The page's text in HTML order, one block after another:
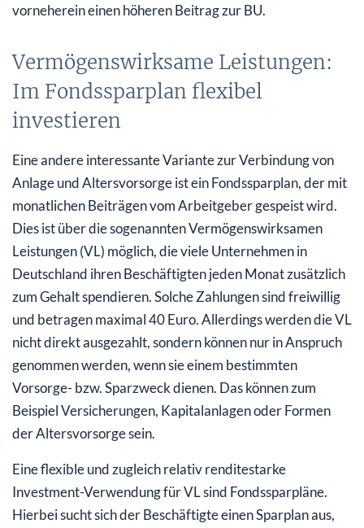
vorneherein einen höheren Beitrag zur BU.
Vermögenswirksame Leistungen:
Im Fondssparplan flexibel
investieren
Eine andere interessante Variante zur Verbindung von
Anlage und Altersvorsorge ist ein Fondssparplan, der mit
monatlichen Beiträgen vom Arbeitgeber gespeist wird.
Dies ist über die sogenannten Vermögenswirksamen
Leistungen (VL) möglich, die viele Unternehmen in
Deutschland ihren Beschäftigten jeden Monat zusätzlich
zum Gehalt spendieren. Solche Zahlungen sind freiwillig
und betragen maximal 40 Euro. Allerdings werden die VL
nicht direkt ausgezahlt, sondern können nur in Anspruch
genommen werden, wenn sie einem bestimmten
Vorsorge- bzw. Sparzweck dienen. Das können zum
Beispiel Versicherungen, Kapitalanlagen oder Formen
der Altersvorsorge sein.
Eine flexible und zugleich relativ renditestarke
Investment-Verwendung für VL sind Fondssparpläne.
Hierbei sucht sich der Beschäftigte einen Sparplan aus,